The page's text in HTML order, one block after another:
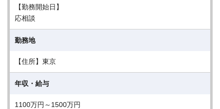
【勤務開始日】
応相談
勤務地
【住所】東京
年収・給与
1100万円～1500万円